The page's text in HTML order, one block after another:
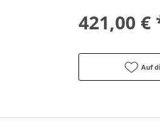
421,00 €
Auf